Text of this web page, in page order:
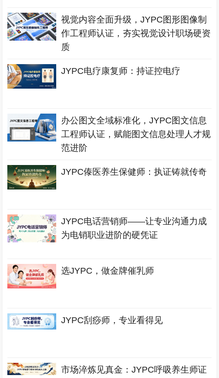
视觉内容全面升级，JYPC图形图像制
作工程师认证，夯实视觉设计职场硬资
质
JYPC电疗康复师：持证控电疗
办公图文全域标准化，JYPC图文信息
工程师认证，赋能图文信息处理人才规
范进阶
JYPC傣医养生保健师：执证铸就传奇
JYPC电话营销师——让专业沟通力成
为电销职业进阶的硬凭证
选JYPC，做金牌催乳师
JYPC刮痧师，专业看得见
市场淬炼见真金：JYPC呼吸养生师证